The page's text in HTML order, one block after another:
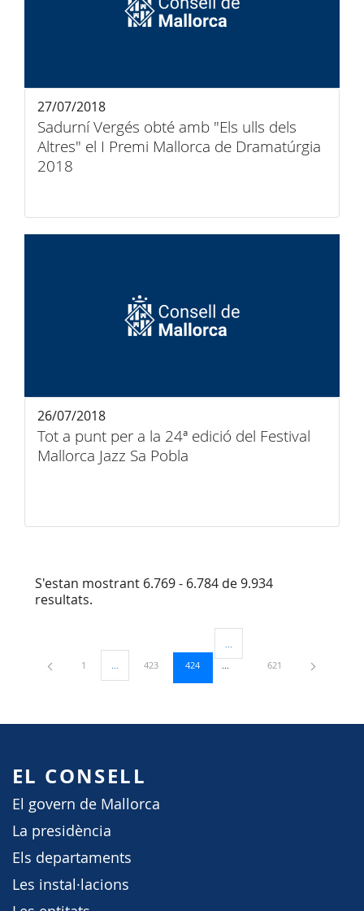
Sadurní Vergés obté amb "Els ulls dels
Altres" el I Premi Mallorca de Dramatúrgia
2018
27/07/2018
Tot a punt per a la 24ª edició del Festival
Mallorca Jazz Sa Pobla
26/07/2018
S'estan mostrant 6.769 - 6.784 de 9.934
resultats.
Pàgina
1 ...Pàgines intermèdies Utilitzeu TAB per navegar.
Pàgina
423 Pàgina
424
Pàgines intermèdies Utilitzeu
Pàgina
621
EL CONSELL
El govern de Mallorca
La presidència
Els departaments
Les instal·lacions